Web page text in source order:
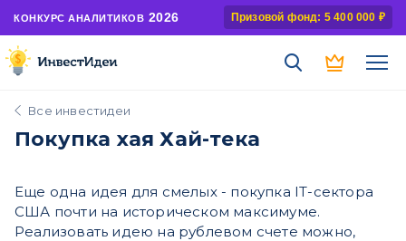
КОНКУРС АНАЛИТИКОВ 2026 Призовой фонд: 5 400 000 ₽
Все инвестидеи
Покупка хая Хай-тека
Еще одна идея для смелых - покупка IT-сектора
США почти на историческом максимуме.
Реализовать идею на рублевом счете можно,